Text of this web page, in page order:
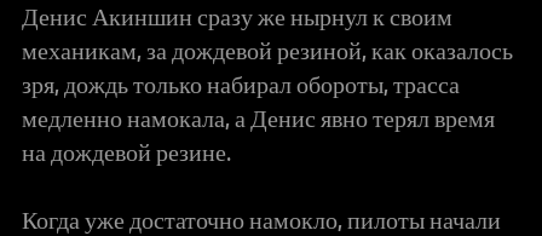
Денис Акиншин сразу же нырнул к своим
механикам, за дождевой резиной, как оказалось
зря, дождь только набирал обороты, трасса
медленно намокала, а Денис явно терял время
на дождевой резине.
Когда уже достаточно намокло, пилоты начали